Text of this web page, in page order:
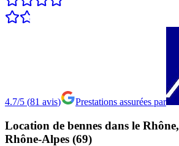
4.7/5 (81 avis) Prestations assurées par
Location de bennes dans le Rhône,
Rhône-Alpes (69)